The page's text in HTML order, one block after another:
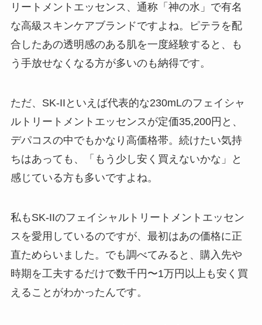
リートメントエッセンス、通称「神の水」で有名
な高級スキンケアブランドですよね。ピテラを配
合したあの透明感のある肌を一度経験すると、も
う手放せなくなる方が多いのも納得です。
ただ、SK-IIといえば代表的な230mLのフェイシャ
ルトリートメントエッセンスが定価35,200円と、
デパコスの中でもかなり高価格帯。続けたい気持
ちはあっても、「もう少し安く買えないかな」と
感じている方も多いですよね。
私もSK-IIのフェイシャルトリートメントエッセン
スを愛用しているのですが、最初はあの価格に正
直ためらいました。でも調べてみると、購入先や
時期を工夫するだけで数千円〜1万円以上も安く買
えることがわかったんです。